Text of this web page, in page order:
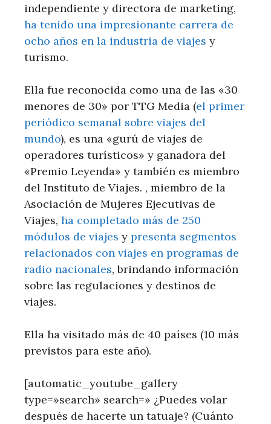
independiente y directora de marketing,
ha tenido una impresionante carrera de
ocho años en la industria de viajes y
turismo.
Ella fue reconocida como una de las «30
menores de 30» por TTG Media (el primer
periódico semanal sobre viajes del
mundo), es una «gurú de viajes de
operadores turísticos» y ganadora del
«Premio Leyenda» y también es miembro
del Instituto de Viajes. , miembro de la
Asociación de Mujeres Ejecutivas de
Viajes, ha completado más de 250
módulos de viajes y presenta segmentos
relacionados con viajes en programas de
radio nacionales, brindando información
sobre las regulaciones y destinos de
viajes.
Ella ha visitado más de 40 países (10 más
previstos para este año).
[automatic_youtube_gallery
type=»search» search=» ¿Puedes volar
después de hacerte un tatuaje? (Cuánto